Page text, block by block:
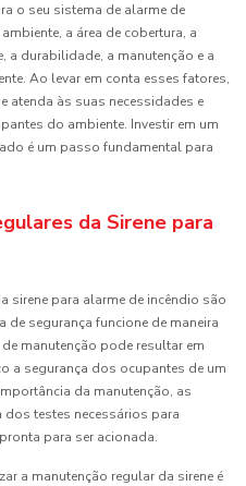
o seu sistema de alarme de
a área de cobertura, a
durabilidade, a manutenção e a
Ao levar em conta esses fatores,
atenda às suas necessidades e
do ambiente. Investir em um
é um passo fundamental para
da Sirene para
sirene para alarme de incêndio são
de segurança funcione de maneira
manutenção pode resultar em
a segurança dos ocupantes de um
da manutenção, as
dos testes necessários para
para ser acionada.
a manutenção regular da sirene é